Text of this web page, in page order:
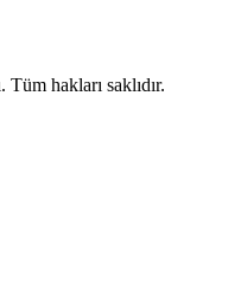
hakları saklıdır.